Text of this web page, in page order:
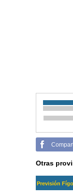
Otras
Previsión